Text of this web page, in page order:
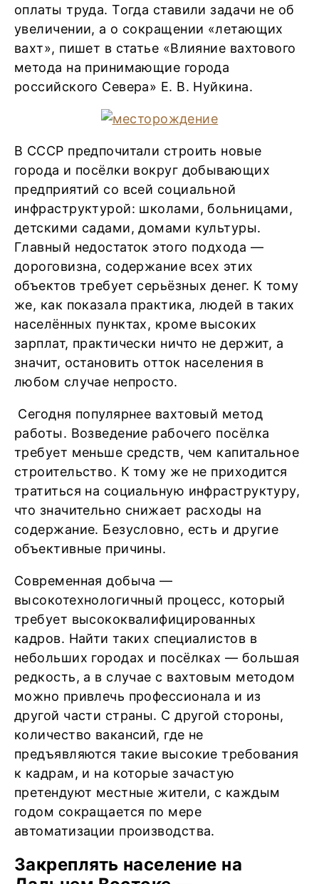
оплаты труда. Тогда ставили задачи не об
увеличении, а о сокращении «летающих
вахт», пишет в статье «Влияние вахтового
метода на принимающие города
российского Севера» Е. В. Нуйкина.
В СССР предпочитали строить новые
города и посёлки вокруг добывающих
предприятий со всей социальной
инфраструктурой: школами, больницами,
детскими садами, домами культуры.
Главный недостаток этого подхода —
дороговизна, содержание всех этих
объектов требует серьёзных денег. К тому
же, как показала практика, людей в таких
населённых пунктах, кроме высоких
зарплат, практически ничто не держит, а
значит, остановить отток населения в
любом случае непросто.
Сегодня популярнее вахтовый метод
работы. Возведение рабочего посёлка
требует меньше средств, чем капитальное
строительство. К тому же не приходится
тратиться на социальную инфраструктуру,
что значительно снижает расходы на
содержание. Безусловно, есть и другие
объективные причины.
Современная добыча —
высокотехнологичный процесс, который
требует высококвалифицированных
кадров. Найти таких специалистов в
небольших городах и посёлках — большая
редкость, а в случае с вахтовым методом
можно привлечь профессионала и из
другой части страны. С другой стороны,
количество вакансий, где не
предъявляются такие высокие требования
к кадрам, и на которые зачастую
претендуют местные жители, с каждым
годом сокращается по мере
автоматизации производства.
Закреплять население на